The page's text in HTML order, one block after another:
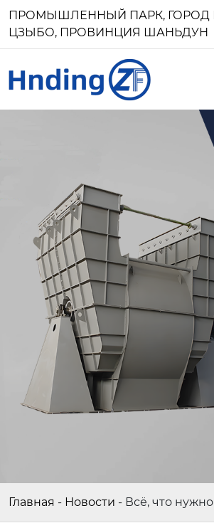
ПРОМЫШЛЕННЫЙ ПАРК, ГОРОД
ЦЗЫБО, ПРОВИНЦИЯ ШАНЬДУН
Главная - Новости - Всё, что